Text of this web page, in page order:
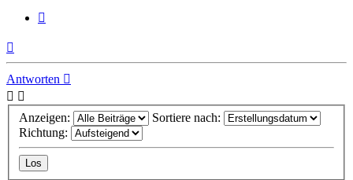
Antworten
Anzeigen:
Sortiere nach:
Richtung: